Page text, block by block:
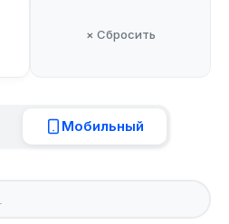
× Сбросить
Мобильный